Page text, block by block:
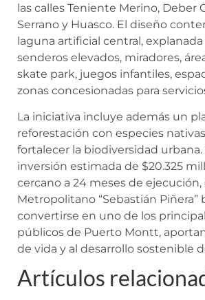
las calles Teniente Merino, Deber
Serrano y Huasco. El diseño
laguna artificial central,
senderos elevados, miradores,
skate park, juegos infantiles,
zonas concesionadas para
La iniciativa incluye además un
reforestación con especies
fortalecer la biodiversidad urbana.
inversión estimada de $20.325
cercano a 24 meses de ejecución,
Metropolitano “Sebastián Piñera”
convertirse en uno de los
públicos de Puerto Montt,
de vida y al desarrollo sostenible
Artículos